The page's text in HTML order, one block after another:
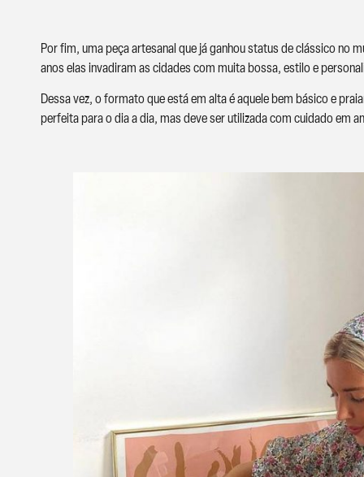
Por fim, uma peça artesanal que já ganhou status de clássico no
anos elas invadiram as cidades com muita bossa, estilo e
Dessa vez, o formato que está em alta é aquele bem básico e
perfeita para o dia a dia, mas deve ser utilizada com cuidado em